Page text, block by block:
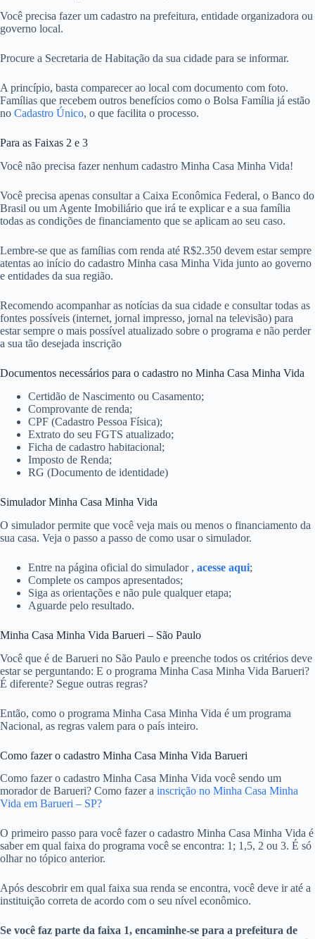
Você precisa fazer um cadastro na prefeitura, entidade organizadora ou
governo local.
Procure a Secretaria de Habitação da sua cidade para se informar.
A princípio, basta comparecer ao local com documento com foto.
Famílias que recebem outros benefícios como o Bolsa Família já estão
no Cadastro Único, o que facilita o processo.
Para as Faixas 2 e 3
Você não precisa fazer nenhum cadastro Minha Casa Minha Vida!
Você precisa apenas consultar a Caixa Econômica Federal, o Banco do
Brasil ou um Agente Imobiliário que irá te explicar e a sua família
todas as condições de financiamento que se aplicam ao seu caso.
Lembre-se que as famílias com renda até R$2.350 devem estar sempre
atentas ao início do cadastro Minha casa Minha Vida junto ao governo
e entidades da sua região.
Recomendo acompanhar as notícias da sua cidade e consultar todas as
fontes possíveis (internet, jornal impresso, jornal na televisão) para
estar sempre o mais possível atualizado sobre o programa e não perder
a sua tão desejada inscrição
Documentos necessários para o cadastro no Minha Casa Minha Vida
Certidão de Nascimento ou Casamento;
Comprovante de renda;
CPF (Cadastro Pessoa Física);
Extrato do seu FGTS atualizado;
Ficha de cadastro habitacional;
Imposto de Renda;
RG (Documento de identidade)
Simulador Minha Casa Minha Vida
O simulador permite que você veja mais ou menos o financiamento da
sua casa. Veja o passo a passo de como usar o simulador.
Entre na página oficial do simulador , acesse aqui;
Complete os campos apresentados;
Siga as orientações e não pule qualquer etapa;
Aguarde pelo resultado.
Minha Casa Minha Vida Barueri – São Paulo
Você que é de Barueri no São Paulo e preenche todos os critérios deve
estar se perguntando: E o programa Minha Casa Minha Vida Barueri?
É diferente? Segue outras regras?
Então, como o programa Minha Casa Minha Vida é um programa
Nacional, as regras valem para o país inteiro.
Como fazer o cadastro Minha Casa Minha Vida Barueri
Como fazer o cadastro Minha Casa Minha Vida você sendo um
morador de Barueri? Como fazer a inscrição no Minha Casa Minha
Vida em Barueri – SP?
O primeiro passo para você fazer o cadastro Minha Casa Minha Vida é
saber em qual faixa do programa você se encontra: 1; 1,5, 2 ou 3. É só
olhar no tópico anterior.
Após descobrir em qual faixa sua renda se encontra, você deve ir até a
instituição correta de acordo com o seu nível econômico.
Se você faz parte da faixa 1, encaminhe-se para a prefeitura de